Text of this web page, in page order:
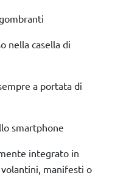
nella casella di
a portata di
smartphone
integrato in
manifesti o